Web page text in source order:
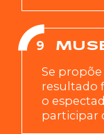
9
Se
resultado
o
participar